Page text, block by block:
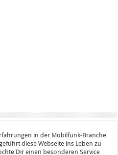
in der Mobilfunk-Branche
diese Webseite ins Leben zu
Dir einen besonderen Service